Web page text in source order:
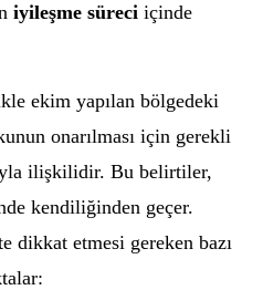
iyileşme süreci içinde
ekim yapılan bölgedeki
onarılması için gerekli
ilişkilidir. Bu belirtiler,
kendiliğinden geçer.
dikkat etmesi gereken bazı